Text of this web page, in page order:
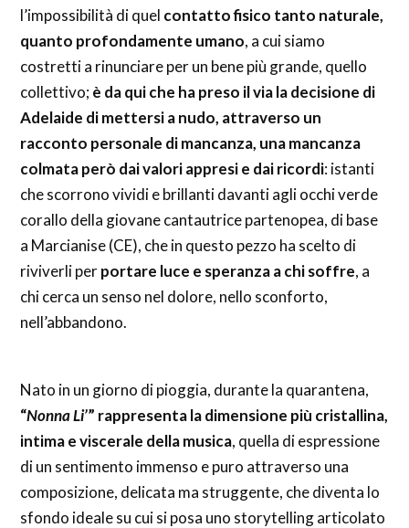
l’impossibilità di quel contatto fisico tanto naturale,
quanto profondamente umano, a cui siamo
costretti a rinunciare per un bene più grande, quello
collettivo;è da qui che ha preso il via la decisione di
Adelaide di mettersi a nudo, attraverso un
racconto personale di mancanza, una mancanza
colmata però dai valori appresi e dai ricordi: istanti
che scorrono vividi e brillanti davanti agli occhi verde
corallo della giovane cantautrice partenopea, di base
a Marcianise (CE), che in questo pezzo ha scelto di
riviverli perportare luce e speranza a chi soffre, a
chi cerca un senso nel dolore, nello sconforto,
nell’abbandono.
Nato in un giorno di pioggia, durante la quarantena,
“Nonna Li’” rappresenta la dimensione più cristallina,
intima e viscerale della musica, quella di espressione
di un sentimento immenso e puro attraverso una
composizione, delicata ma struggente, che diventa lo
sfondo ideale su cui si posa uno storytelling articolato